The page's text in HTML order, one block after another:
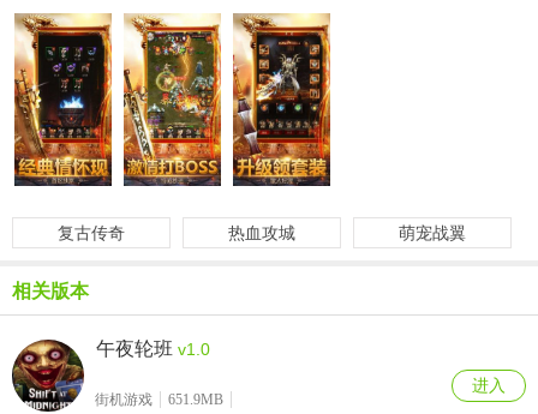
复古传奇 热血攻城 萌宠战翼
相关版本
午夜轮班 v1.0
街机游戏 651.9MB
进入